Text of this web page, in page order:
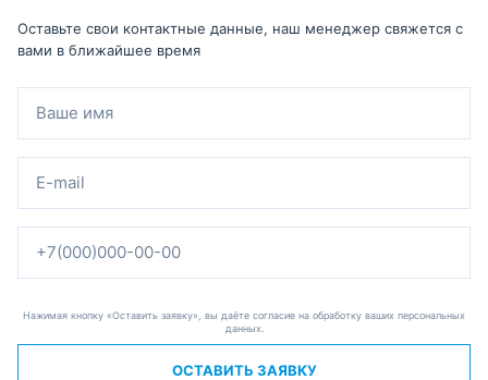
Оставьте свои контактные данные, наш менеджер свяжется с
вами в ближайшее время
Нажимая кнопку «Оставить заявку», вы даёте согласие на обработку ваших персональных
данных.
ОСТАВИТЬ ЗАЯВКУ